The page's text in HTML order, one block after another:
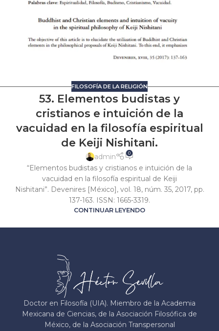
FILOSOFÍA DE LA RELIGIÓN
53. Elementos budistas y
cristianos e intuición de la
vacuidad en la filosofía espiritual
de Keiji Nishitani.
admin 0
“Elementos budistas y cristianos e intuición de la
vacuidad en la filosofía espiritual de Keiji
Nishitani”. Devenires [México], vol. 18, núm. 35, 2017, pp.
137-163. ISSN: 1665-3319.
CONTINUAR LEYENDO
Doctor en Filosofía (UIA). Miembro de la Academia
Mexicana de Ciencias, de la Asociación Filosófica de
México, de la Asociación Transpersonal